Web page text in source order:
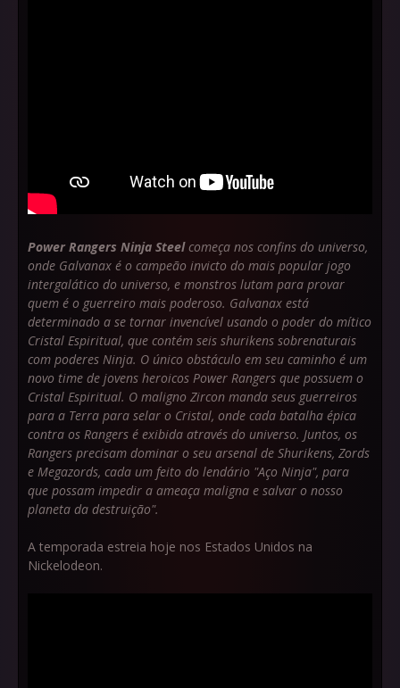
Power Rangers Ninja Steelcomeça nos confins do universo,
onde Galvanax é o campeão invicto do mais popular jogo
intergalático do universo, e monstros lutam para provar
quem é o guerreiro mais poderoso. Galvanax está
determinado a se tornar invencível usando o poder do mítico
Cristal Espiritual, que contém seis shurikens sobrenaturais
com poderes Ninja. O único obstáculo em seu caminho é um
novo time de jovens heroicos Power Rangers que possuem o
Cristal Espiritual. O maligno Zircon manda seus guerreiros
para a Terra para selar o Cristal, onde cada batalha épica
contra os Rangers é exibida através do universo. Juntos, os
Rangers precisam dominar o seu arsenal de Shurikens, Zords
e Megazords, cada um feito do lendário "Aço Ninja", para
que possam impedir a ameaça maligna e salvar o nosso
planeta da destruição".
A temporada estreia hoje nos Estados Unidos na
Nickelodeon.